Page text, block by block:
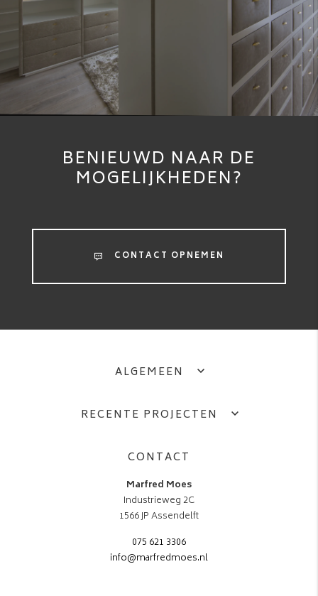
BENIEUWD NAAR DE
MOGELIJKHEDEN?
CONTACT OPNEMEN
ALGEMEEN
RECENTE PROJECTEN
CONTACT
Marfred Moes
Industrieweg 2C
1566 JP Assendelft
075 621 3306
info@marfredmoes.nl